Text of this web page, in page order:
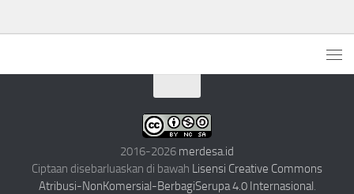
2016-2026 merdesa.id
Ciptaan disebarluaskan di bawah Lisensi Creative Commons
Atribusi-NonKomersial-BerbagiSerupa 4.0 Internasional.